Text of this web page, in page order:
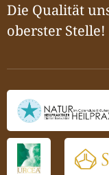
Die Qualität
oberster Stelle!